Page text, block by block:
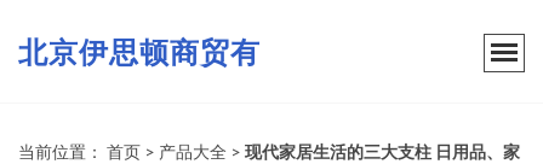
北京伊思顿商贸有
当前位置： 首页 > 产品大全 > 现代家居生活的三大支柱 日用品、家